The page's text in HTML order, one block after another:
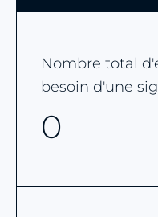
Nombre total
besoin d'une
0